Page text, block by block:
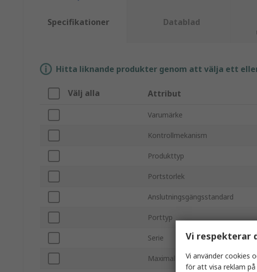
Specifikationer Datablad
Hitta liknande produkter genom att välja ett
Välj alla Attribut
Varumärke
Kontrollmekanism
Produkttyp
Portstorlek
Anslutningsgängsstandard
Porttyp
Serie
Maximalt arbetstryck
Vi respekterar
Vi använder cookies
för att visa reklam